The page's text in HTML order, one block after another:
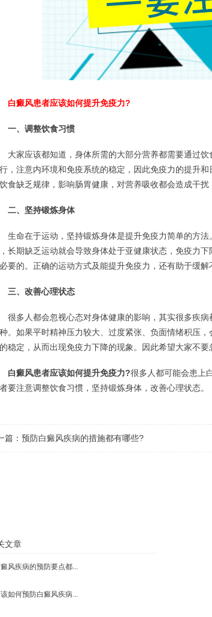
癜风患者应该如何提升免疫力?
、调整饮食习惯
家应该都知道，身体所需的大部分营养都需要通过饮
，注意内环境和免疫系统的稳定，因此免疫力的提升
食缺乏规律，影响肠胃健康，对营养吸收都会造成干
、坚持锻炼身体
命在于运动，坚持锻炼身体是提升免疫力简单的方法
长期缺乏运动就会导致身体处于亚健康状态，免疫力
要的。正确的运动方式及能提升免疫力，还有助于缓解
、改善心理状态
多人都会忽视心态对身体健康的影响，其实很多疾病
。如果平时精神压力较大、过度紧张、负面情绪积压
稳定，从而出现免疫力下降的现象。因此希望大家不要
白癜风患者应该如何提升免疫力?很多人都可能会患上
要注意调整饮食习惯，坚持锻炼身体，改善心理状态。
篇： 预防白癜风疾病的措施都有哪些?
文章
风疾病的预防要点都...
如何预防白癜风疾病...